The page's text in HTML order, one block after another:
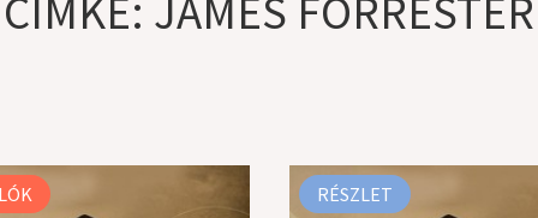
CÍMKE: JAMES FORRESTER
RÉSZLET